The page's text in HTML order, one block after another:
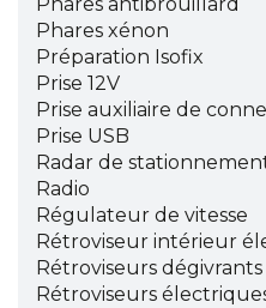
Phares xénon
Préparation Isofix
Prise 12V
Prise auxiliaire de
Prise USB
Radar de
Radio
Régulateur de vitesse
Rétroviseur intérieur
Rétroviseurs dégivrants
Rétroviseurs